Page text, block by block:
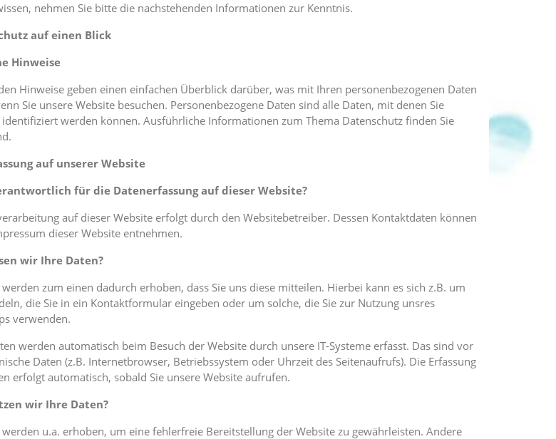
nehmen Sie bitte die nachstehenden Informationen zur Kenntnis.
auf einen Blick
Hinweise
Hinweise geben einen einfachen Überblick darüber, was mit Ihren personenbezogenen Daten
Sie unsere Website besuchen. Personenbezogene Daten sind alle Daten, mit denen Sie
werden können. Ausführliche Informationen zum Thema Datenschutz finden Sie
auf unserer Website
für die Datenerfassung auf dieser Website?
auf dieser Website erfolgt durch den Websitebetreiber. Dessen Kontaktdaten können
dieser Website entnehmen.
wir Ihre Daten?
zum einen dadurch erhoben, dass Sie uns diese mitteilen. Hierbei kann es sich z.B. um
die Sie in ein Kontaktformular eingeben oder um solche, die Sie zur Nutzung unsres
verwenden.
werden automatisch beim Besuch der Website durch unsere IT-Systeme erfasst. Das sind vor
Daten (z.B. Internetbrowser, Betriebssystem oder Uhrzeit des Seitenaufrufs). Die Erfassung
erfolgt automatisch, sobald Sie unsere Website aufrufen.
wir Ihre Daten?
u.a. erhoben, um eine fehlerfreie Bereitstellung der Website zu gewährleisten. Andere